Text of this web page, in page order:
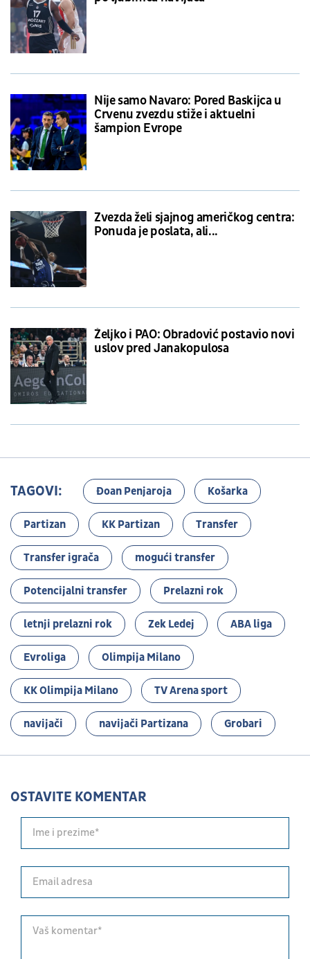
Nije samo Navaro: Pored Baskijca u
Crvenu zvezdu stiže i aktuelni
šampion Evrope
Zvezda želi sjajnog američkog centra:
Ponuda je poslata, ali...
Željko i PAO: Obradović postavio novi
uslov pred Janakopulosa
TAGOVI: Đoan Penjaroja Košarka
Partizan KK Partizan Transfer
Transfer igrača mogući transfer
Potencijalni transfer Prelazni rok
letnji prelazni rok Zek Ledej ABA liga
Evroliga Olimpija Milano
KK Olimpija Milano TV Arena sport
navijači navijači Partizana Grobari
OSTAVITE KOMENTAR